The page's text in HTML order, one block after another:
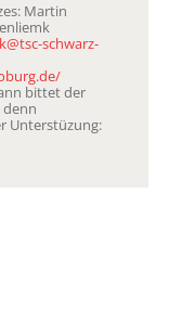
Martin
schwarz-
bittet der
Unterstüzung: